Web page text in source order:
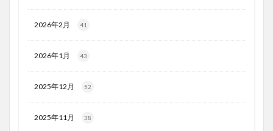
2026年2月 41
2026年1月 43
2025年12月 52
2025年11月 38